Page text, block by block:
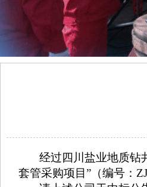
经过四川盐业地质钻井
套管采购项目”（编号：